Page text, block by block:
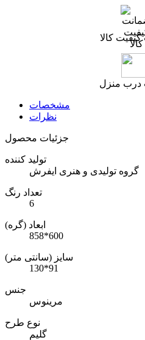
کالا
درب منزل
مشخصات
نظرات
جزئیات محصول
تولید کننده
گروه تولیدی و هنری ایفرش
تعداد رنگ
6
ابعاد (گره)
858*600
سایز (سانتی متر)
130*91
جنس
مرینوس
نوع طرح
گلیم